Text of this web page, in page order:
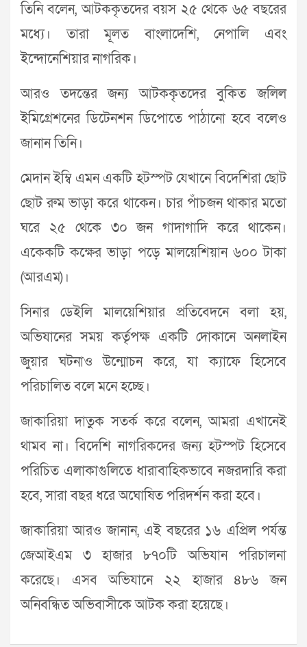
তিনি বলেন, আটককৃতদের বয়স ২৫ থেকে ৬৫ বছরের
মধ্যে। তারা মূলত বাংলাদেশি, নেপালি এবং
ইন্দোনেশিয়ার নাগরিক।
আরও তদন্তের জন্য আটককৃতদের বুকিত জলিল
ইমিগ্রেশনের ডিটেনশন ডিপোতে পাঠানো হবে বলেও
জানান তিনি।
মেদান ইম্বি এমন একটি হটস্পট যেখানে বিদেশিরা ছোট
ছোট রুম ভাড়া করে থাকেন। চার পাঁচজন থাকার মতো
ঘরে ২৫ থেকে ৩০ জন গাদাগাদি করে থাকেন।
একেকটি কক্ষের ভাড়া পড়ে মালয়েশিয়ান ৬০০ টাকা
(আরএম)।
সিনার ডেইলি মালয়েশিয়ার প্রতিবেদনে বলা হয়,
অভিযানের সময় কর্তৃপক্ষ একটি দোকানে অনলাইন
জুয়ার ঘটনাও উন্মোচন করে, যা ক্যাফে হিসেবে
পরিচালিত বলে মনে হচ্ছে।
জাকারিয়া দাতুক সতর্ক করে বলেন, আমরা এখানেই
থামব না। বিদেশি নাগরিকদের জন্য হটস্পট হিসেবে
পরিচিত এলাকাগুলিতে ধারাবাহিকভাবে নজরদারি করা
হবে, সারা বছর ধরে অঘোষিত পরিদর্শন করা হবে।
জাকারিয়া আরও জানান, এই বছরের ১৬ এপ্রিল পর্যন্ত
জেআইএম ৩ হাজার ৮৭০টি অভিযান পরিচালনা
করেছে। এসব অভিযানে ২২ হাজার ৪৮৬ জন
অনিবন্ধিত অভিবাসীকে আটক করা হয়েছে।